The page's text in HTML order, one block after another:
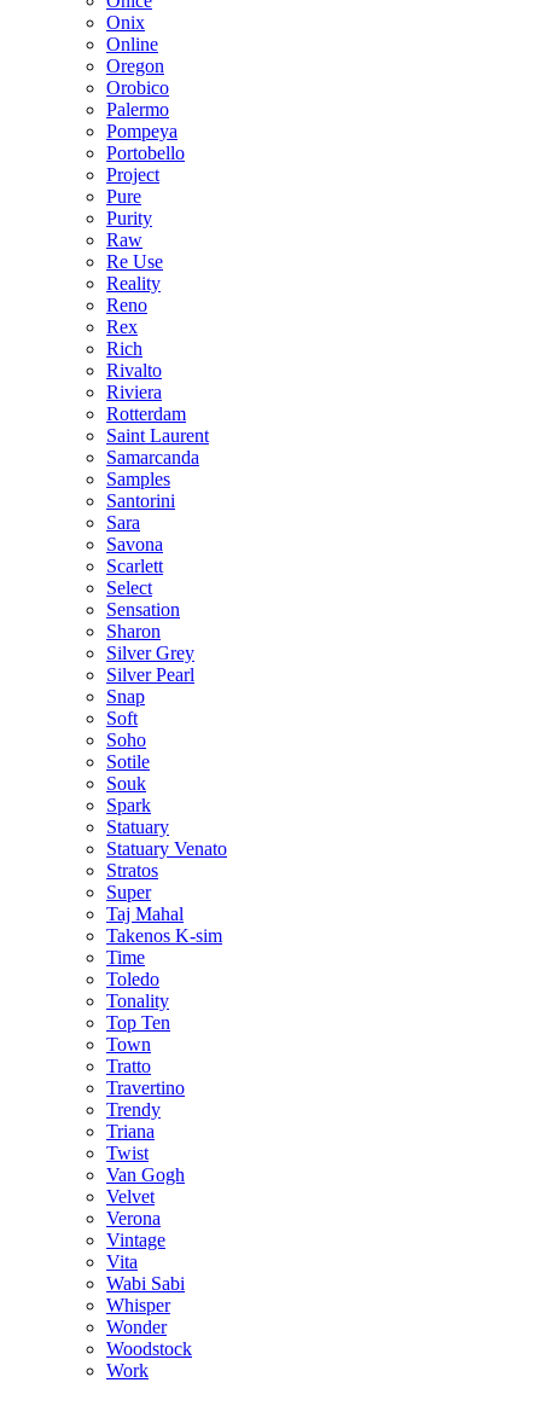
Onix
Online
Oregon
Orobico
Palermo
Pompeya
Portobello
Project
Pure
Purity
Raw
Re Use
Reality
Reno
Rex
Rich
Rivalto
Riviera
Rotterdam
Saint Laurent
Samarcanda
Samples
Santorini
Sara
Savona
Scarlett
Select
Sensation
Sharon
Silver Grey
Silver Pearl
Snap
Soft
Soho
Sotile
Souk
Spark
Statuary
Statuary Venato
Stratos
Super
Taj Mahal
Takenos K-sim
Time
Toledo
Tonality
Top Ten
Town
Tratto
Travertino
Trendy
Triana
Twist
Van Gogh
Velvet
Verona
Vintage
Vita
Wabi Sabi
Whisper
Wonder
Woodstock
Work